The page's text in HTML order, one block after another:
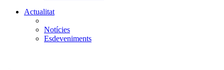
Actualitat
Notícies
Esdeveniments